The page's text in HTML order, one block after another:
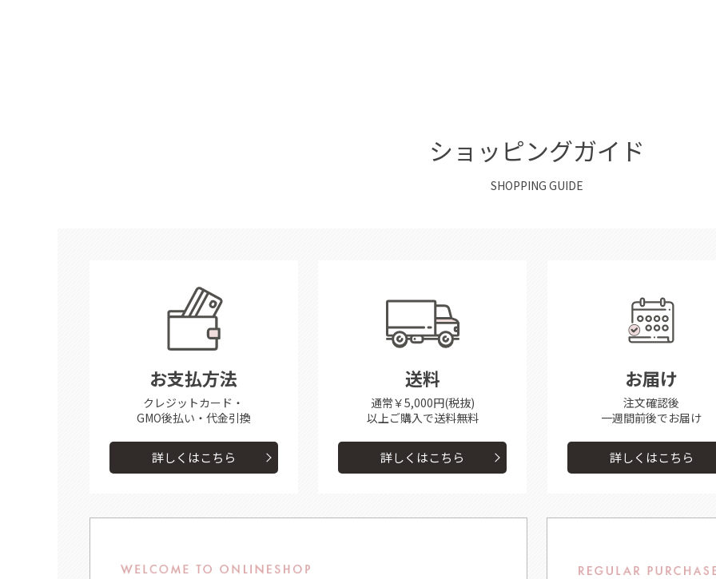
ショッピングガイド
SHOPPING GUIDE
お支払方法
クレジットカード・
GMO後払い・代金引換
詳しくはこちら
送料
通常￥5,000円(税抜)
以上ご購入で送料無料
詳しくはこちら
お届け
注文確認後
一週間前後でお届け
詳しくはこちら